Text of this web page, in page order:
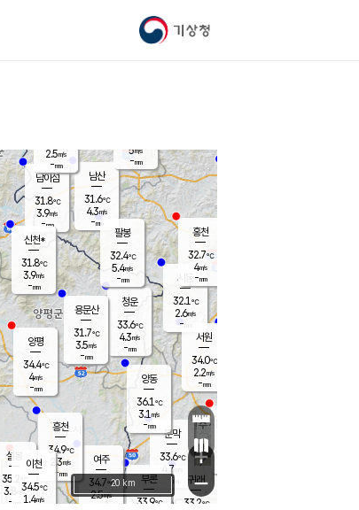
기상청
문막
33.6℃
4.7m/s
mm
남이섬
31.8℃
3.9m/s
-mm
부론
33.9℃
남산
31.6℃
4.3m/s
-mm
청운
33.6℃
4.3m/s
-mm
팔봉
32.4℃
5.4m/s
-mm
여주
34.7℃
2.5m/s
양동
36.1℃
3.1m/s
-mm
2.5m/s
-mm
신천*
31.8℃
3.9m/s
-mm
흥천
34.9℃
2.3m/s
-mm
설봉
35.2
3.8 m/s
- mm
시동
32.1℃
2.6m/s
- mm
귀래
33.2℃
서원
34.0℃
2.2m/s
-mm
용문산
31.7℃
3.5m/s
-mm
홍천
32.7℃
4m/s
-mm
이천
34.5℃
1.4m/s
양평
34.4℃
4m/s
-mm
5m/s
-mm
+
−
20 km